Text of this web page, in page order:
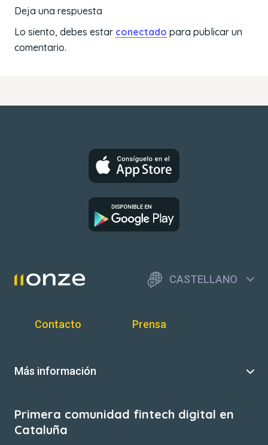
Deja una respuesta
Lo siento, debes estar conectado para publicar un
comentario.
CASTELLANO
Contacto Prensa
Más información
Primera comunidad fintech digital en
Cataluña